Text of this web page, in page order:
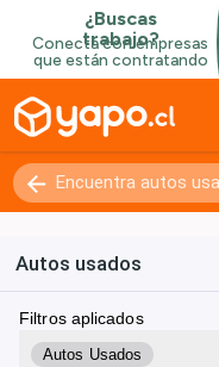
Autos usados
Filtros aplicados
Autos Usados